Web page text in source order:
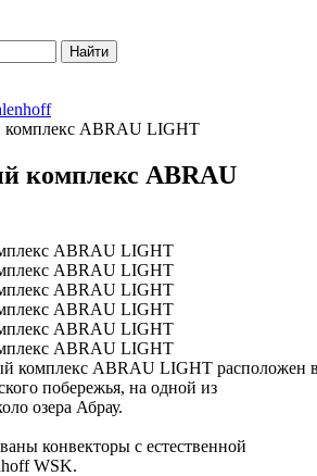
Найти
комплекс ABRAU LIGHT
комплекс ABRAU
комплекс ABRAU LIGHT расположен
побережья, на одной из
озера Абрау.
конвекторы с естественной
WSK.